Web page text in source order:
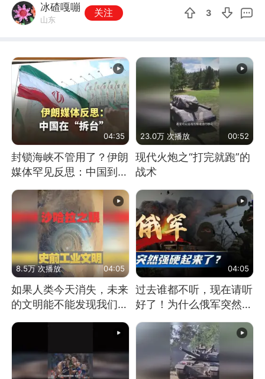
冰碴嘎嘣
山东
关注 3
04:35
封锁海峡不管用了？伊朗
媒体罕见反思：中国到底
是不是在"拆台"
23.0万 次播放 00:52
现代火炮之“打完就跑”的
战术
8.5万 次播放 04:05
如果人类今天消失，未来
的文明能不能发现我们存
04:05
过去谁都不听，现在请听
好了！为什么俄军突然强